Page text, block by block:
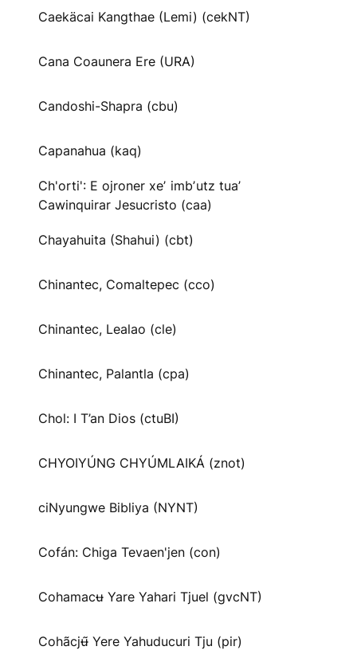
Caekäcai Kangthae (Lemi) (cekNT)
Cana Coaunera Ere (URA)
Candoshi-Shapra (cbu)
Capanahua (kaq)
Ch'orti': E ojroner xeʼ imbʼutz tuaʼ
Cawinquirar Jesucristo (caa)
Chayahuita (Shahui) (cbt)
Chinantec, Comaltepec (cco)
Chinantec, Lealao (cle)
Chinantec, Palantla (cpa)
Chol: I T’an Dios (ctuBI)
CHYOIYÚNG CHYÚMLAIKÁ (znot)
ciNyungwe Bibliya (NYNT)
Cofán: Chiga Tevaen'jen (con)
Cohamacʉ Yare Yahari Tjuel (gvcNT)
Cohãcjʉ̃ Yere Yahuducuri Tju (pir)